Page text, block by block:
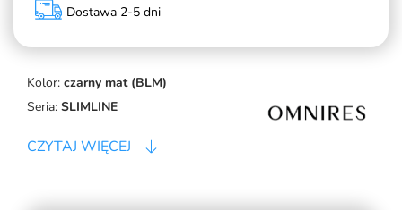
Kolor: czarny mat (BLM)
Seria: SLIMLINE
CZYTAJ WIĘCEJ
Dostawa 2-5 dni